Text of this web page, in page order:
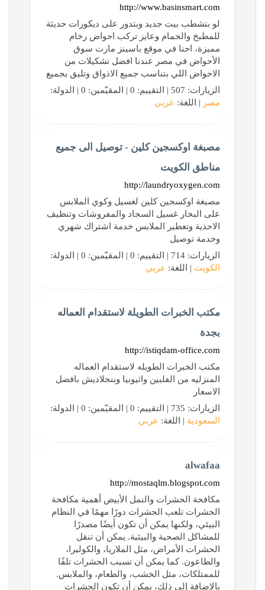
http://www.basinsmart.com
لو بتشطب بيت جديد وبتدور على ديكورات حديثة
للمطبخ والحمام وعايز تركب احواض رخام
مميزة، احنا في موقع باسينز مارت سوق
الأحواض في مصر عندنا افضل تشكيلات من
الاحواض اللي بتناسب جميع الاذواق وتليق بجميع
الزيارات: 507 | التقييم: 0 | المقيّمين: 0 | الدولة:
مصر | اللغة: عربي
مصبغة اوكسجين كلين - توصيل الى جميع
مناطق الكويت
http://laundryoxygen.com
مصبغة اوكسجين كلين لغسيل وكوي الملابس
على البخار غسيل السجاد والمفروشات وتنظيف
الاحذية وتعطير الملابس خدمة اشتراك شهري
وخدمة توصيل
الزيارات: 714 | التقييم: 0 | المقيّمين: 0 | الدولة:
الكويت | اللغة: عربي
مكتب الخبرات الطويلة لاستقدام العماله
بجدة
http://istiqdam-office.com
مكتب الخبرات الطويله لاستقدام العماله
المنزليه من الفلبين واثيوبيا وبنجلاديش بافضل
الاسعار
الزيارات: 735 | التقييم: 0 | المقيّمين: 0 | الدولة:
السعودية | اللغة: عربي
alwafaa
http://mostaqlm.blogspot.com
مكافحة الحشرات والنمل الأبيض أهمية مكافحة
الحشرات تلعب الحشرات دورًا مهمًا في النظام
البيئي، ولكنها يمكن أن تكون أيضًا مصدرًا
للمشاكل الصحية والبيئية. يمكن أن تنقل
الحشرات الأمراض، مثل الملاريا، والكوليرا،
والطاعون. كما يمكن أن تسبب الحشرات تلفًا
للممتلكات، مثل الخشب، والطعام، والملابس.
بالإضافة إلى ذلك، يمكن أن تكون الحشرات